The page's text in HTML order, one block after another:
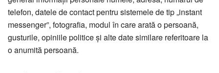
telefon, datele de contact pentru sistemele de tip „instant
messenger”, fotografia, modul în care arată o persoană,
gusturile, opiniile politice și alte date similare referitoare la
o anumită persoană.